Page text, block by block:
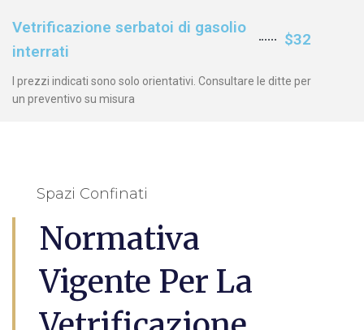
Vetrificazione serbatoi di gasolio
interrati
$32
I prezzi indicati sono solo orientativi. Consultare le ditte per
un preventivo su misura
Spazi Confinati
Normativa
Vigente Per La